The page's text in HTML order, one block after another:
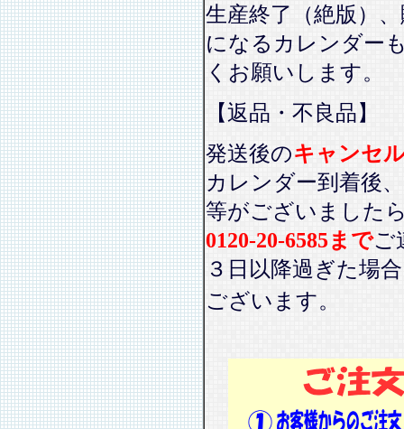
生産終了（絶版）
になるカレンダー
くお願いします。
【返品・不良品】
発送後のキャンセ
カレンダー到着後、
等がございました
0120-20-6585までご
３日以降過ぎた場
ございます。